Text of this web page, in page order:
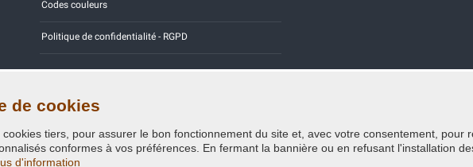
Codes couleurs
Politique de confidentialité - RGPD
Credits:E-COMIT
de cookies
tiers, pour assurer le bon fonctionnement du site et, avec votre consentement,
conformes à vos préférences. En fermant la bannière ou en refusant l'installation
d'information